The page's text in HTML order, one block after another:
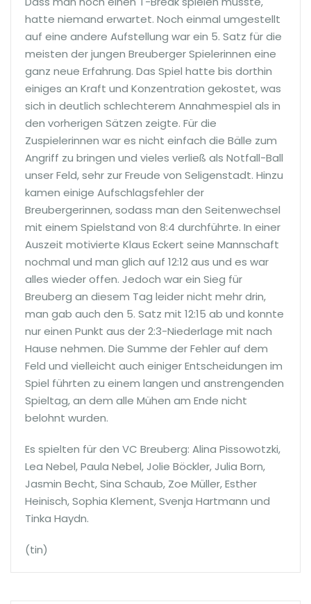
hatte niemand erwartet. Noch einmal umgestellt
auf eine andere Aufstellung war ein 5. Satz für die
meisten der jungen Breuberger Spielerinnen eine
ganz neue Erfahrung. Das Spiel hatte bis dorthin
einiges an Kraft und Konzentration gekostet, was
sich in deutlich schlechterem Annahmespiel als in
den vorherigen Sätzen zeigte. Für die
Zuspielerinnen war es nicht einfach die Bälle zum
Angriff zu bringen und vieles verließ als Notfall-Ball
unser Feld, sehr zur Freude von Seligenstadt. Hinzu
kamen einige Aufschlagsfehler der
Breubergerinnen, sodass man den Seitenwechsel
mit einem Spielstand von 8:4 durchführte. In einer
Auszeit motivierte Klaus Eckert seine Mannschaft
nochmal und man glich auf 12:12 aus und es war
alles wieder offen. Jedoch war ein Sieg für
Breuberg an diesem Tag leider nicht mehr drin,
man gab auch den 5. Satz mit 12:15 ab und konnte
nur einen Punkt aus der 2:3-Niederlage mit nach
Hause nehmen. Die Summe der Fehler auf dem
Feld und vielleicht auch einiger Entscheidungen im
Spiel führten zu einem langen und anstrengenden
Spieltag, an dem alle Mühen am Ende nicht
belohnt wurden.
Es spielten für den VC Breuberg: Alina Pissowotzki,
Lea Nebel, Paula Nebel, Jolie Böckler, Julia Born,
Jasmin Becht, Sina Schaub, Zoe Müller, Esther
Heinisch, Sophia Klement, Svenja Hartmann und
Tinka Haydn.
(tin)